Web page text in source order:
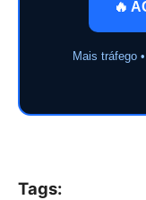
🔥
Mais tráfego
Tags: